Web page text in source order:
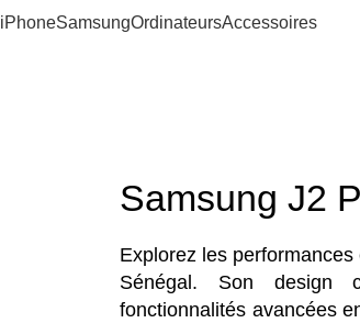
iPhoneSamsungOrdinateursAccessoires
Samsung J2
Explorez les
Sénégal. Son design
fonctionnalités avancées